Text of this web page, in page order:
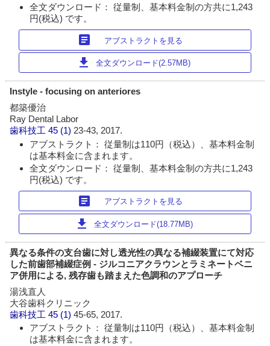
全文ダウンロード： 従量制、基本料金制の方共に1,243
円(税込) です。
article アブストラクトを見る
download 全文ダウンロード(2.57MB)
Instyle - focusing on anteriores
都築優治
Ray Dental Labor
歯科技工 45 (1) 23-43, 2017.
アブストラクト： 従量制は110円（税込）、基本料金制
は基本料金に含まれます。
全文ダウンロード： 従量制、基本料金制の方共に1,243
円(税込) です。
article アブストラクトを見る
download 全文ダウンロード(18.77MB)
異なる条件の支台歯に対し透光性の異なる補綴装置にて対応
した前歯部補綴症例 - ジルコニアクラウンとラミネートベニ
ア併用による, 残存歯も踏まえた色調和のアプローチ
湯浅直人
大谷歯科クリニック
歯科技工 45 (1)45-65, 2017.
アブストラクト： 従量制は110円（税込）、基本料金制
は基本料金に含まれます。